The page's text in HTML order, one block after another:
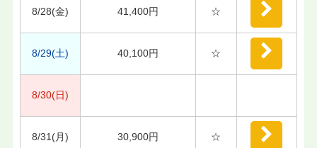
8/28(金) 41,400円 ☆
8/29(土) 40,100円 ☆
8/30(日)
8/31(月) 30,900円 ☆